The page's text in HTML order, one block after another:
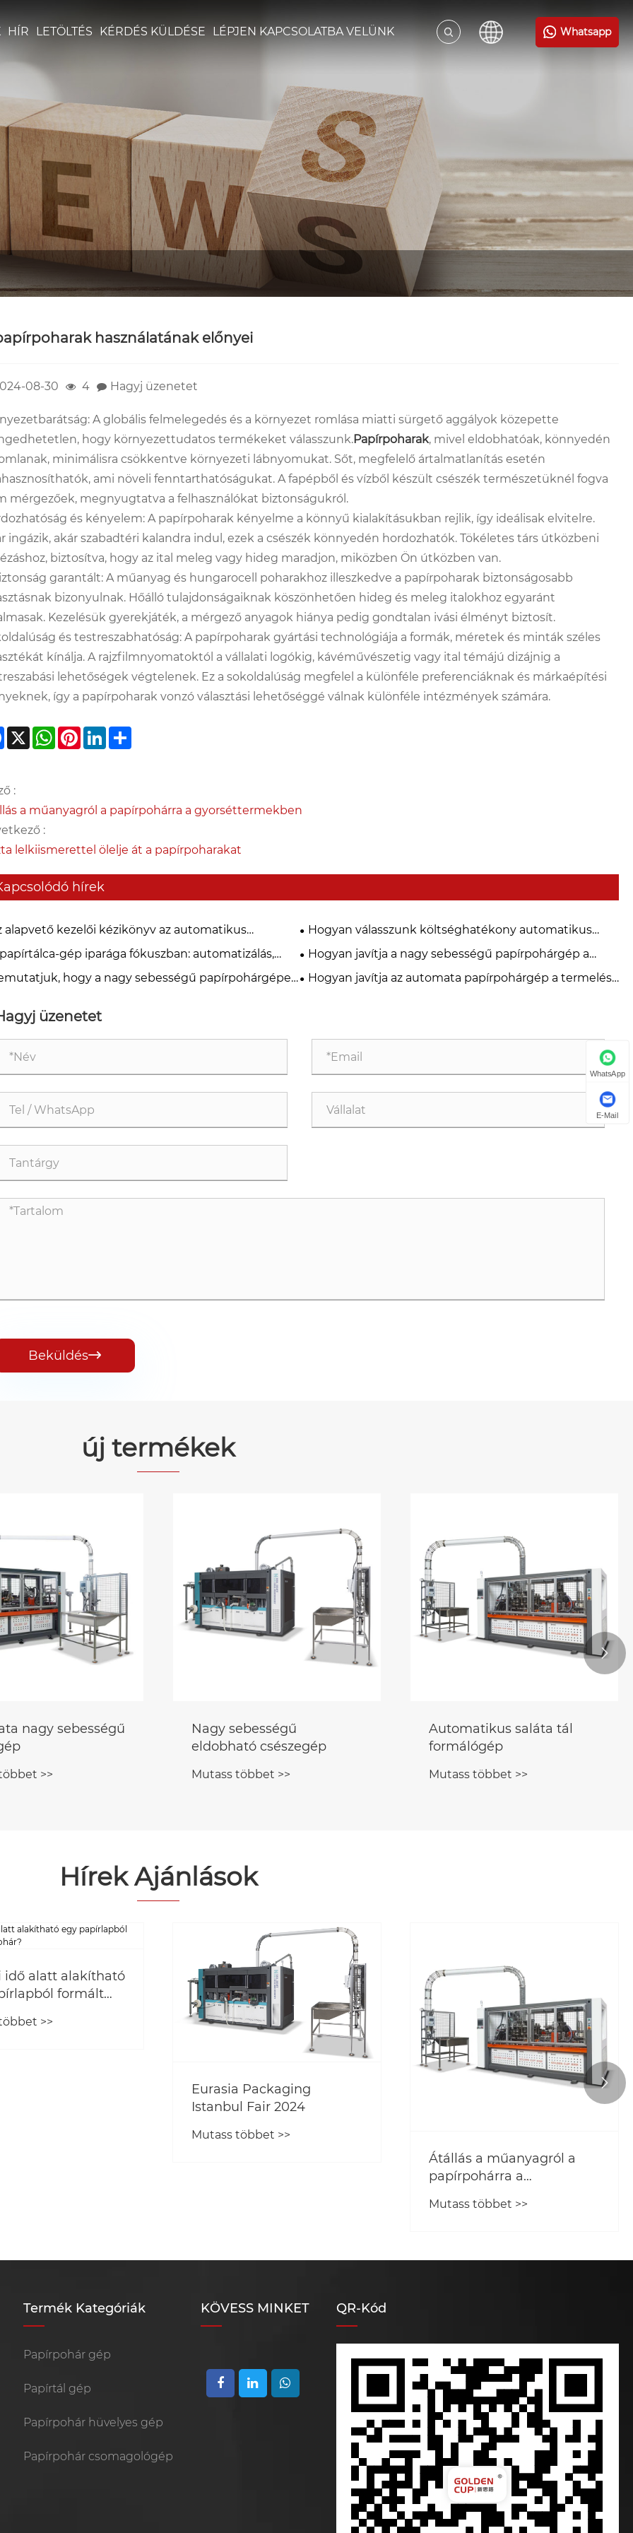
HÍR LETÖLTÉS KÉRDÉS KÜLDÉSE LÉPJEN KAPCSOLATBA VELÜNK Whatsapp
használatának előnyei
08-30 4 Hagyj üzenetet
A globális felmelegedés és a környezet romlása miatti sürgető aggályok közepette
hogy környezettudatos termékeket válasszunk.Papírpoharak, mivel eldobhatóak, könnyedén
minimálisra csökkentve környezeti lábnyomukat. Sőt, megfelelő ártalmatlanítás esetén
ami növeli fenntarthatóságukat. A fapépből és vízből készült csészék természetüknél fogva
mérgezőek, megnyugtatva a felhasználókat biztonságukról.
és kényelem: A papírpoharak kényelme a könnyű kialakításukban rejlik, így ideálisak elvitelre.
ingázik, akár szabadtéri kalandra indul, ezek a csészék könnyedén hordozhatók. Tökéletes társ útközbeni
biztosítva, hogy az ital meleg vagy hideg maradjon, miközben Ön útközben van.
garantált: A műanyag és hungarocell poharakhoz illeszkedve a papírpoharak biztonságosabb
bizonyulnak. Hőálló tulajdonságaiknak köszönhetően hideg és meleg italokhoz egyaránt
Kezelésük gyerekjáték, a mérgező anyagok hiánya pedig gondtalan ivási élményt biztosít.
és testreszabhatóság: A papírpoharak gyártási technológiája a formák, méretek és minták széles
kínálja. A rajzfilmnyomatoktól a vállalati logókig, kávéművészetig vagy ital témájú dizájnig a
lehetőségek végtelenek. Ez a sokoldalúság megfelel a különféle preferenciáknak és márkaépítési
így a papírpoharak vonzó választási lehetőséggé válnak különféle intézmények számára.
Facebook
X WhatsApp
PinterestLinkedIn
:
a műanyagról a papírpohárra a gyorséttermekben
:
lelkiismerettel ölelje át a papírpoharakat
hírek
alapvető kezelői kézikönyv az automatikus
Hogyan válasszunk költséghatékony automatikus
papírpohár gépet kis és közepes papírpohárgyárak
számára 2026-ban?
gép iparága fókuszban: automatizálás,
és beszerzési megoldások
Hogyan javítja a nagy sebességű papírpohárgép a
termelés hatékonyságát?
hogy a nagy sebességű papírpohárgépek
Hogyan javítja az automata papírpohárgép a termelés
üzenetet
Beküldés
új termékek
nagy sebességű
>>
Nagy sebességű
eldobható csészegép
Mutass többet >>
Automatikus saláta tál
formálógép
Mutass többet >>

Hírek Ajánlások
idő alatt alakítható
formált
>>
Eurasia Packaging
Istanbul Fair 2024
Mutass többet >>
Átállás a műanyagról a
papírpohárra a
Mutass többet >>

Termék Kategóriák
Papírpohár gép
Papírtál gép
Papírpohár hüvelyes gép
Papírpohár csomagológép
KÖVESS MINKET QR-Kód
WhatsApp
E-Mail